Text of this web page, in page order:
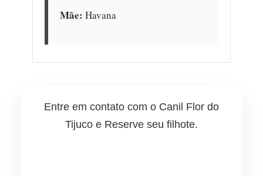
Mãe: Havana
Entre em contato com o Canil Flor do
Tijuco e Reserve seu filhote.